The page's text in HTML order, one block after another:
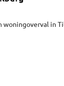
woningoverval in